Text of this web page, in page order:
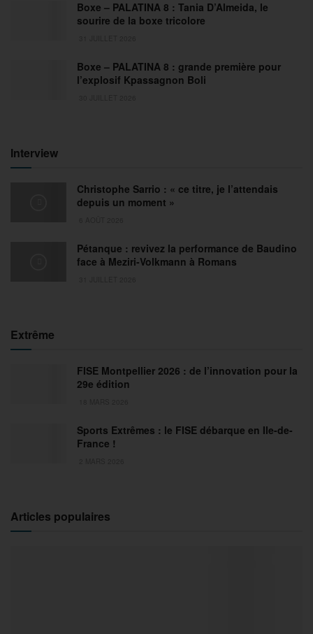
Boxe – PALATINA 8 : Tania D’Almeida, le
sourire de la boxe tricolore
Boxe – PALATINA 8 : grande première pour
l’explosif Kpassagnon Boli
Interview
Christophe Sarrio : « ce titre, je l’attendais
depuis un moment »
Pétanque : revivez la performance de Baudino
face à Meziri-Volkmann à Romans
Extrême
FISE Montpellier 2026 : de l’innovation pour la
29e édition
Sports Extrêmes : le FISE débarque en Ile-de-
France !
Articles populaires